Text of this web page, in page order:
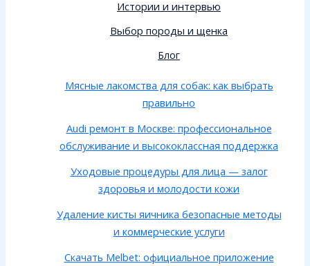
Истории и интервью
Выбор породы и щенка
Блог
Мясные лакомства для собак: как выбрать
правильно
Audi ремонт в Москве: профессиональное
обслуживание и высококлассная поддержка
Уходовые процедуры для лица — залог
здоровья и молодости кожи
Удаление кисты яичника безопасные методы
и коммерческие услуги
Скачать Melbet: официальное приложение